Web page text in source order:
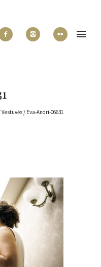
Vestuvės / Eva-Andri-06631